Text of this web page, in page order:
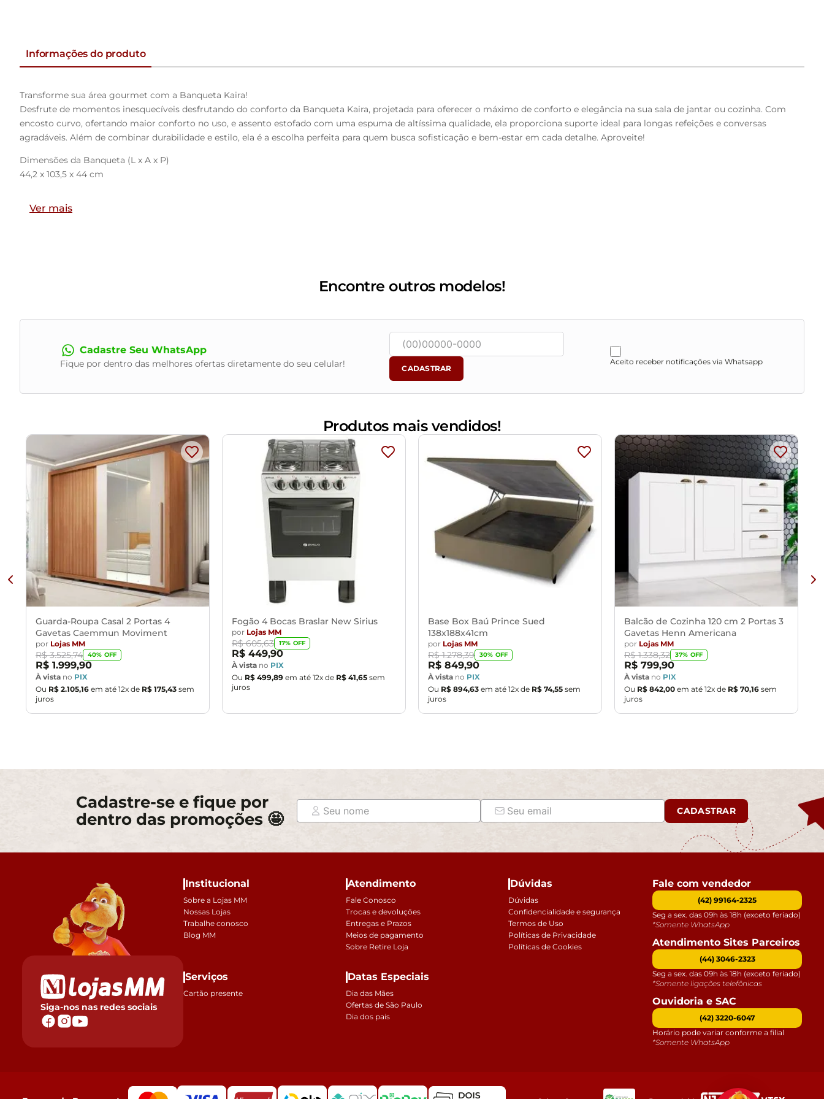
Informações do produto
Transforme sua área gourmet com a Banqueta Kaira!
Desfrute de momentos inesquecíveis desfrutando do conforto da Banqueta Kaira, projetada para oferecer o máximo de conforto e elegância na sua sala de jantar ou cozinha. Com
encosto curvo, ofertando maior conforto no uso, e assento estofado com uma espuma de altíssima qualidade, ela proporciona suporte ideal para longas refeições e conversas
agradáveis. Além de combinar durabilidade e estilo, ela é a escolha perfeita para quem busca sofisticação e bem-estar em cada detalhe. Aproveite!
Dimensões da Banqueta (L x A x P)
44,2 x 103,5 x 44 cm
Altura do encosto: 21
Produto entregue desmontado, acompanha manual de montagem.
- A tonalidade do produto real poderá ter ligeira variação devido o lote de tecidos.
- A limpeza deve ser feita com pano levemente umedecido em água limpa, sem esfregar, não utilizar produtos abrasivos, desengordurantes, álcool ou solvente.
Observações importantes:
- Pode haver alguma diferença de tonalidade entre a imagem e o produto real, por conta do tratamento de imagens e a calibração de cores do seu monitor.
- As imagens são meramente ilustrativas, não acompanham objetos de decoração e eletrônicos.
- Ao receber a mercadoria, o cliente deve verificar as condições da embalagem, caso haja alguma avaria não assine o comprovante de recebimento.
- Montagem, desmontagem e outras instalações serão de responsabilidade do cliente. Não nos responsabilizamos, no ato da entrega, por subir escadas/elevadores ou pelo
transporte por guincho em apartamentos. Eventuais despesas são de responsabilidade do comprador.
- Confira as dimensões do produto e certifique-se de que passará normalmente por supostos elevadores, portas, escadas e/ou corredores de sua residência.
Ver mais
Encontre outros modelos!
Cadastre Seu WhatsApp
Fique por dentro das melhores ofertas diretamente do seu celular! CADASTRAR
Aceito receber notificações via Whatsapp
Produtos mais vendidos!
Guarda-Roupa Casal 2 Portas 4
Gavetas Caemmun Moviment
por Lojas MM
R$ 3.525,74 40% OFF
R$ 1.999,90
À vista no PIX
Ou R$ 2.105,16 em até 12x de R$ 175,43 sem
juros
Fogão 4 Bocas Braslar New Sirius
por Lojas MM
R$ 605,63 17% OFF
R$ 449,90
À vista no PIX
Ou R$ 499,89 em até 12x de R$ 41,65 sem
juros
Base Box Baú Prince Sued
138x188x41cm
por Lojas MM
R$ 1.278,39 30% OFF
R$ 849,90
À vista no PIX
Ou R$ 894,63 em até 12x de R$ 74,55 sem
juros
Balcão de Cozinha 120 cm 2 Portas 3
Gavetas Henn Americana
por Lojas MM
R$ 1.338,32 37% OFF
R$ 799,90
À vista no PIX
Ou R$ 842,00 em até 12x de R$ 70,16 sem
juros
Cadastre-se e fique por
dentro das promoções 🤩
CADASTRAR
Siga-nos nas redes sociais
Institucional
Sobre a Lojas MM
Nossas Lojas
Trabalhe conosco
Blog MM
Atendimento
Fale Conosco
Trocas e devoluções
Entregas e Prazos
Meios de pagamento
Sobre Retire Loja
Dúvidas
Dúvidas
Confidencialidade e segurança
Termos de Uso
Políticas de Privacidade
Políticas de Cookies
Serviços
Cartão presente
Datas Especiais
Dia das Mães
Ofertas de São Paulo
Dia dos pais
Fale com vendedor
(42) 99164-2325
Seg a sex. das 09h às 18h (exceto feriado)
*Somente WhatsApp
Atendimento Sites Parceiros
(44) 3046-2323
Seg a sex. das 09h às 18h (exceto feriado)
*Somente ligações telefônicas
Ouvidoria e SAC
(42) 3220-6047
Horário pode variar conforme a filial
*Somente WhatsApp